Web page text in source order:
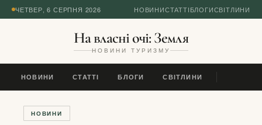
ЧЕТВЕР, 6 СЕРПНЯ 2026 НОВИНИСТАТТІБЛОГИСВІТЛИНИ
На власні очі: Земля
НОВИНИ ТУРИЗМУ
НОВИНИ СТАТТІ БЛОГИ СВІТЛИНИ
НОВИНИ